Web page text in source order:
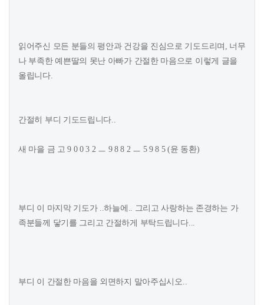
읽어주신 모든 분들의 평안과 건강을 진심으로 기도드리며, 너무
나 부족한 예쁜딸의 못난 아빠가 간절한 마음으로 이렇게 글을
올립니다.
간절히 부디 기도드립니다..
새 마을 금 고 9 0 0 3 2 ㅡ 9 8 8 2 ㅡ 5 9 8 5 (윤 동환)
부디 이 마지막 기도가 ..하늘에.. 그리고 사랑하는 존경하는 가
족분들께 닿기를 그리고 간절하게 부탁드립니다...
부디 이 간절한 마음을 외면하지 말아주십시오..